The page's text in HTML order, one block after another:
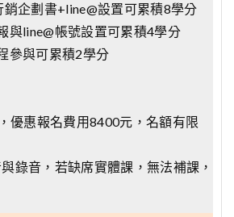
企劃書+line@設置可累積8學分
與line@帳號設置可累積4學分
參與可累積2學分
優惠報名費用8400元，名額有限
錄音，若缺席實體課，無法補課，